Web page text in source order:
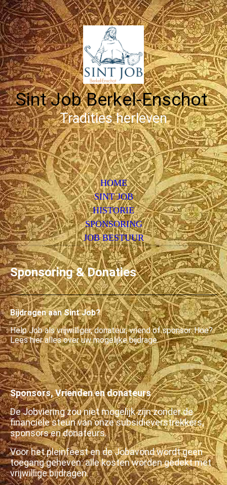
Sint Job Berkel-Enschot
Tradities herleven
HOME
SINT JOB
HISTORIE
SPONSORING
JOB BESTUUR
Sponsoring & Donaties
Bijdragen aan Sint Job?
Help Job als vrijwilliger, donateur, vriend of sponsor. Hoe?
Lees hier alles over uw mogelijke bijdrage.
Sponsors, Vrienden en donateurs
De Jobviering zou niet mogelijk zijn zonder de
financiële steun van onze subsidieverstrekkers,
sponsors en donateurs.
Voor het pleinfeest en de Jobavond wordt geen
toegang geheven: alle kosten worden gedekt met
vrijwillige bijdragen.